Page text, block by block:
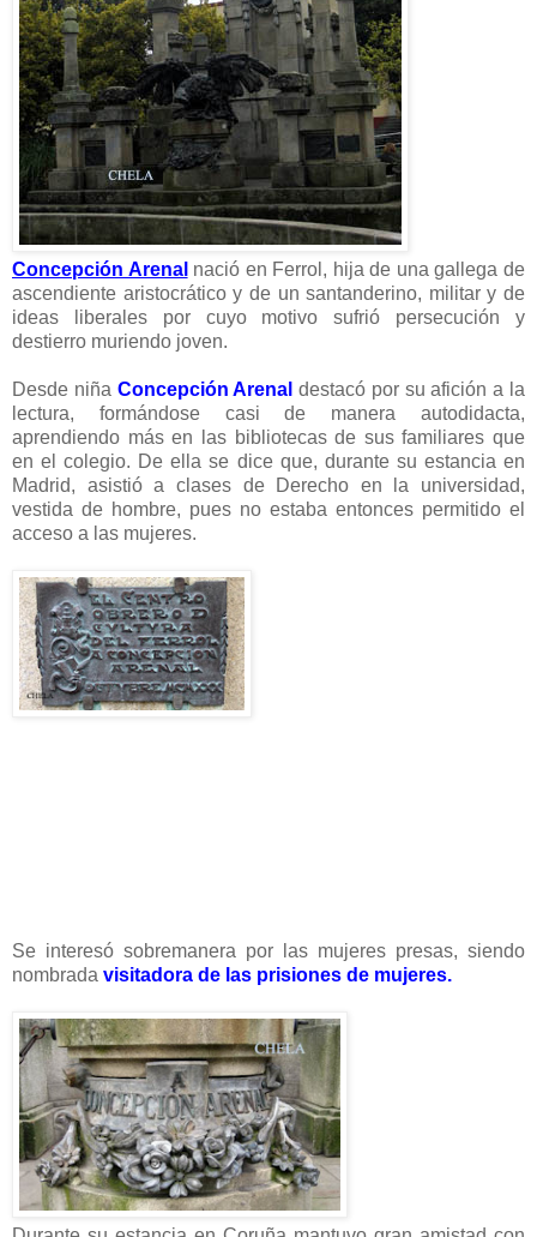
Concepción Arenal nació en Ferrol, hija de una gallega de
ascendiente aristocrático y de un santanderino, militar y de
ideas liberales por cuyo motivo sufrió persecución y
destierro muriendo joven.
Desde niña Concepción Arenal destacó por su afición a la
lectura, formándose casi de manera autodidacta,
aprendiendo más en las bibliotecas de sus familiares que
en el colegio. De ella se dice que, durante su estancia en
Madrid, asistió a clases de Derecho en la universidad,
vestida de hombre, pues no estaba entonces permitido el
acceso a las mujeres.
Se interesó sobremanera por las mujeres presas, siendo
nombrada visitadora de las prisiones de mujeres.